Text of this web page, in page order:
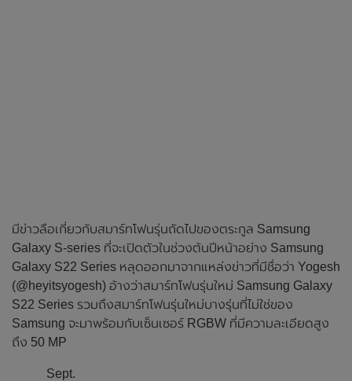
มีข่าวลือเกี่ยวกับสมาร์ทโฟนรุ่นถัดไปของตระกูล Samsung
Galaxy S-series ที่จะเปิดตัวในช่วงต้นปีหน้าอย่าง Samsung
Galaxy S22 Series หลุดออกมาจากแหล่งข่าวที่มีชื่อว่า Yogesh
(@heyitsyogesh) อ้างว่าสมาร์ทโฟนรุ่นใหม่ Samsung Galaxy
S22 Series รวมถึงสมาร์ทโฟนรุ่นใหม่บางรุ่นที่ไม่ใช่ของ
Samsung จะมาพร้อมกับเซ็นเซอร์ RGBW ที่มีความละเอียดสูง
ถึง 50 MP
Sept.